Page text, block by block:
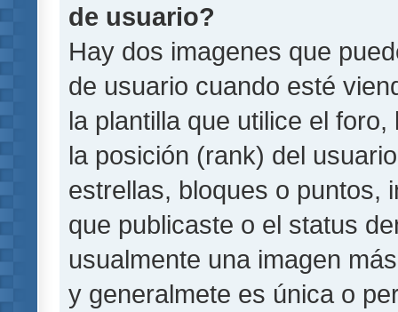
de usuario?
Hay dos imagenes que
de usuario cuando esté
la plantilla que utilice el
la posición (rank) del
estrellas, bloques o puntos,
que publicaste o el status
usualmente una imagen
y generalmete es única o